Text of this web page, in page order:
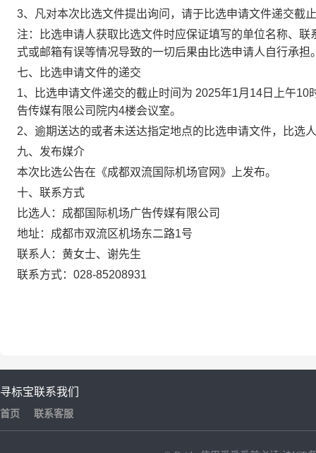
3、凡对本次比选文件提出询问，请于比选申请文件递交截
注：比选申请人获取比选文件时应保证填写的单位名称、
式或邮箱有误等情况导致的一切后果由比选申请人自行承担
七、比选申请文件的递交
1、比选申请文件递交的截止时间为 2025年1月14日上午
告传媒有限公司院内4楼会议室。
2、逾期送达的或者未送达指定地点的比选申请文件，比选
九、发布媒介
本次比选公告在《成都双流国际机场官网》上发布。
十、联系方式
比选人：成都国际机场广告传媒有限公司
地址：成都市双流区机场东二路1号
联系人：黄女士、谢先生
联系方式：028-85208931
寻标宝
首页
联系我们
联系客服